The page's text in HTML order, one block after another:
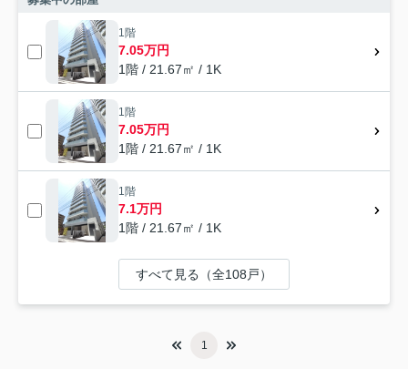
1階
7.05万円
1階 / 21.67㎡ / 1K
1階
7.05万円
1階 / 21.67㎡ / 1K
1階
7.1万円
1階 / 21.67㎡ / 1K
すべて見る（全108戸）
1